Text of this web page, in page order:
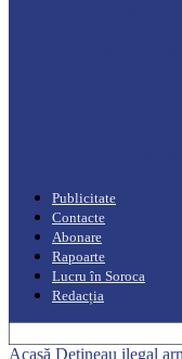
Publicitate
Contacte
Abonare
Rapoarte
Lucru în Soroca
Redacția
Acasă Dețineau ilegal